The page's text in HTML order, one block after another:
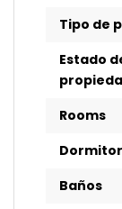
Tipo de
Estado
Rooms
Baños